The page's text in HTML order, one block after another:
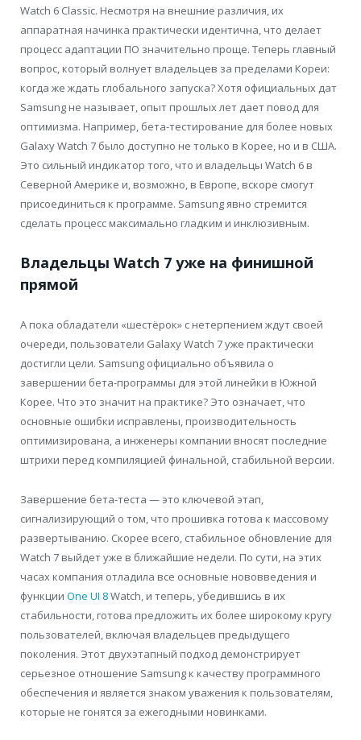
Watch 6 Classic. Несмотря на внешние различия, их
аппаратная начинка практически идентична, что делает
процесс адаптации ПО значительно проще. Теперь главный
вопрос, который волнует владельцев за пределами Кореи:
когда же ждать глобального запуска? Хотя официальных дат
Samsung не называет, опыт прошлых лет дает повод для
оптимизма. Например, бета-тестирование для более новых
Galaxy Watch 7 было доступно не только в Корее, но и в США.
Это сильный индикатор того, что и владельцы Watch 6 в
Северной Америке и, возможно, в Европе, вскоре смогут
присоединиться к программе. Samsung явно стремится
сделать процесс максимально гладким и инклюзивным.
Владельцы Watch 7 уже на финишной
прямой
А пока обладатели «шестёрок» с нетерпением ждут своей
очереди, пользователи Galaxy Watch 7 уже практически
достигли цели. Samsung официально объявила о
завершении бета-программы для этой линейки в Южной
Корее. Что это значит на практике? Это означает, что
основные ошибки исправлены, производительность
оптимизирована, а инженеры компании вносят последние
штрихи перед компиляцией финальной, стабильной версии.
Завершение бета-теста — это ключевой этап,
сигнализирующий о том, что прошивка готова к массовому
развертыванию. Скорее всего, стабильное обновление для
Watch 7 выйдет уже в ближайшие недели. По сути, на этих
часах компания отладила все основные нововведения и
функции One UI 8Watch, и теперь, убедившись в их
стабильности, готова предложить их более широкому кругу
пользователей, включая владельцев предыдущего
поколения. Этот двухэтапный подход демонстрирует
серьезное отношение Samsung к качеству программного
обеспечения и является знаком уважения к пользователям,
которые не гонятся за ежегодными новинками.